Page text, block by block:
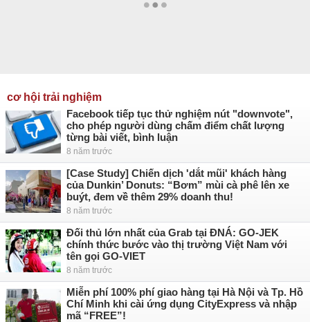
cơ hội trải nghiệm
Facebook tiếp tục thử nghiệm nút "downvote",
cho phép người dùng chấm điểm chất lượng
từng bài viết, bình luận
8 năm trước
[Case Study] Chiến dịch 'dắt mũi' khách hàng
của Dunkin’ Donuts: “Bơm” mùi cà phê lên xe
buýt, đem về thêm 29% doanh thu!
8 năm trước
Đối thủ lớn nhất của Grab tại ĐNÁ: GO-JEK
chính thức bước vào thị trường Việt Nam với
tên gọi GO-VIET
8 năm trước
Miễn phí 100% phí giao hàng tại Hà Nội và Tp. Hồ
Chí Minh khi cài ứng dụng CityExpress và nhập
mã “FREE”!